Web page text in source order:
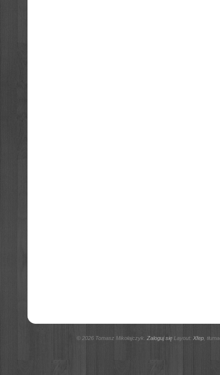
© 2026 Tomasz Mikołajczyk. Zaloguj sięLayout: Xfep,